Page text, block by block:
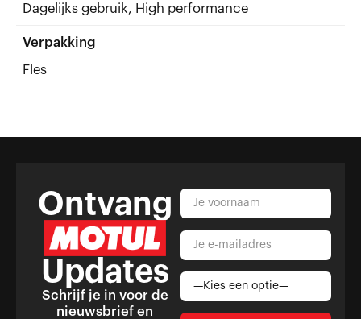
Dagelijks gebruik, High performance
Verpakking
Fles
Ontvang
Updates
Schrijf je in voor de
nieuwsbrief en